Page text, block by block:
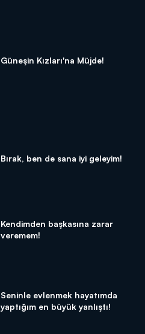
Güneşin Kızları'na Müjde!
Bırak, ben de sana iyi geleyim!
Kendimden başkasına zarar
veremem!
Seninle evlenmek hayatımda
yaptığım en büyük yanlıştı!